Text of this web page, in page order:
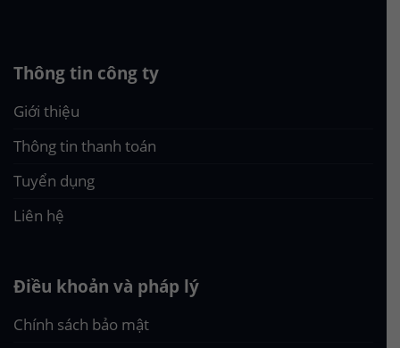
Thông tin công ty
Giới thiệu
Thông tin thanh toán
Tuyển dụng
Liên hệ
Điều khoản và pháp lý
Chính sách bảo mật